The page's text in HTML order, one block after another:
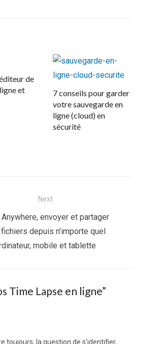
de
et
7 conseils pour garder
votre sauvegarde en
ligne (cloud) en
sécurité
Next
envoyer et partager
depuis n’importe quel
mobile et tablette
Time Lapse en ligne”
toujours, la question de s’identifier,